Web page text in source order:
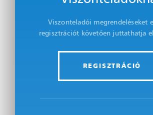
Viszonteladói megrendeléseket
regisztrációt követően juttathatja
REGISZTRÁCIÓ